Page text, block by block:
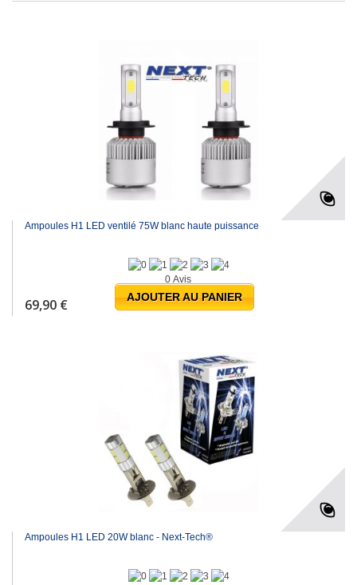
Ampoules H1 LED ventilé 75W blanc haute puissance
0 Avis
69,90 € AJOUTER AU PANIER
Ampoules H1 LED 20W blanc - Next-Tech®